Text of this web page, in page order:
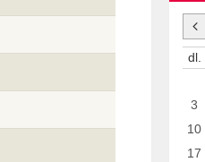
dl.
3
10
17